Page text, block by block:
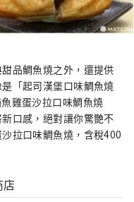
品鯛魚燒之外，還提供
「起司漢堡口味鯛魚燒
雞蛋沙拉口味鯛魚燒
口感，絕對讓你驚艷不
拉口味鯛魚燒，含稅400